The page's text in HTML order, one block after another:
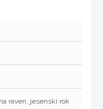
raven, jesenski rok